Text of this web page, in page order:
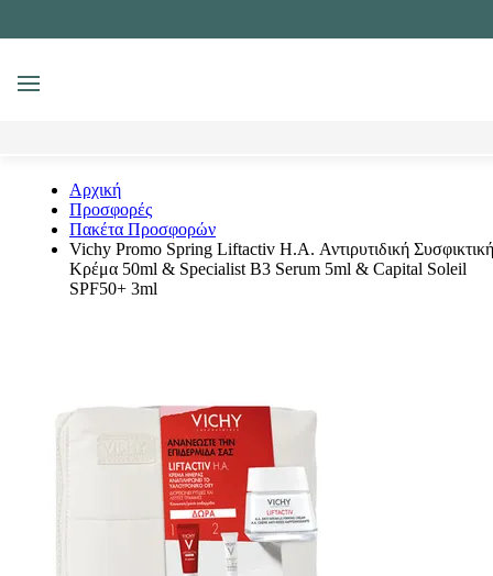
MENU
Αρχική
Προσφορές
Πακέτα Προσφορών
Vichy Promo Spring Liftactiv H.A. Αντιρυτιδική Συσφικτική
Κρέμα 50ml & Specialist B3 Serum 5ml & Capital Soleil
SPF50+ 3ml